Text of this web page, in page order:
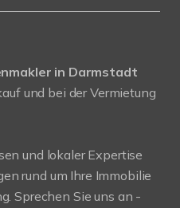
in Darmstadt
und bei der Vermietung
und lokaler Expertise
rund um Ihre Immobilie
Sprechen Sie uns an -